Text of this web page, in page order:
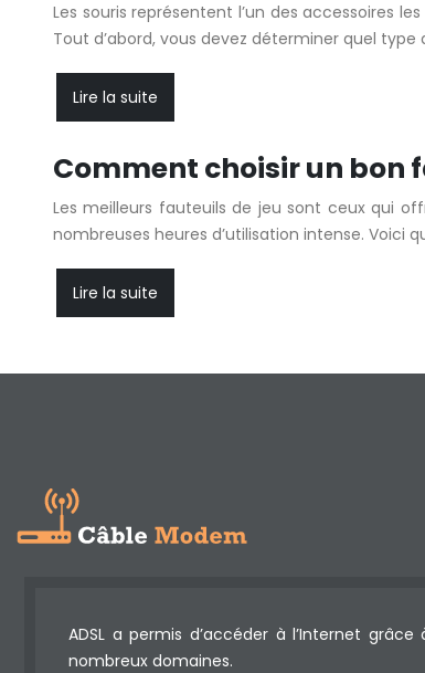
Les souris représentent l’un des accessoires
Tout d’abord, vous devez déterminer quel
Lire la suite
Comment choisir un bon
Les meilleurs fauteuils de jeu sont ceux qui
nombreuses heures d’utilisation intense. Voici
Lire la suite
ADSL a permis d’accéder à l’Internet
nombreux domaines.